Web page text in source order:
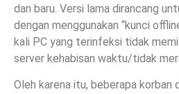
dan baru. Versi lama dirancang
dengan menggunakan “kunci
kali PC yang terinfeksi tidak
server kehabisan waktu/tidak
Oleh karena itu, beberapa